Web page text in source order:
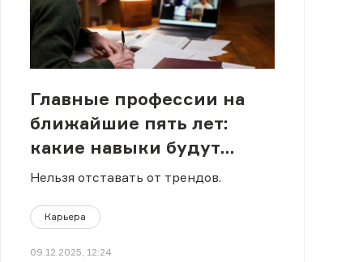
Главные профессии на
ближайшие пять лет:
какие навыки будут
востребованы
Нельзя отставать от трендов.
Карьера
09.12.2025, 12:24